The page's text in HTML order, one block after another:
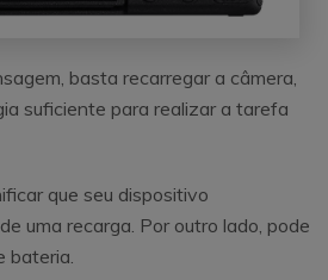
basta recarregar a câmera,
suficiente para realizar a tarefa
que seu dispositivo
uma recarga. Por outro lado, pode
bateria.